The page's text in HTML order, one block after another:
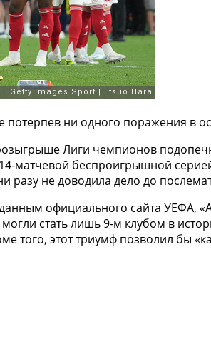
ни одного поражения в
Лиги чемпионов
матчевой беспроигрышной
разу не доводила дело до
официального сайта УЕФА,
стать лишь 9-м клубом в
того, этот триумф позволил бы